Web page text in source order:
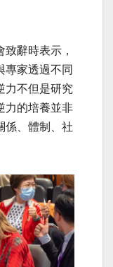
辭時表示，
專家透過不同
力不但是研究
力的培養並非
係、體制、社